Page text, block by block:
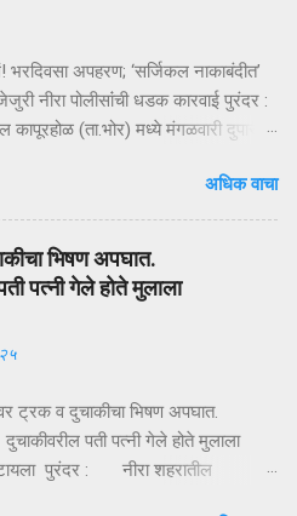
भरदिवसा अपहरण; ‘सर्जिकल नाकाबंदीत’
नीरा पोलीसांंची धडक कारवाई पुरंदर :
(ता.भोर) मध्ये मंगळवारी दुपारी
सोडलं. एका नामांकित व्यापाऱ्याच्या १८ वर्षीय
काळ्या XUVमधून जबरदस्तीने उचलून
क्षणांत गावात भीतीचं सावट दाटून
पोलिसांनी उभारलेल्या ‘सर्जिकल
पालटलं—आणि युवकाची सुखरूप सुटका
अपहरण, गावात खळबळ दुपारचा
वेळ. कापूरहोळच्या मुख्य रस्त्यावर
गाडीत बसवून वाहन भरधाव वेगाने निघून
झपाट्याने घडला की परिसरातील लोक
माहिती मिळताच कुटुंबीयांनी पोलिसांशी
अधिक वाचा
भिषण अपघात.
पत्नी गेले होते मुलाला
ट्रक व दुचाकीचा भिषण अपघात.
दुचाकीवरील पती पत्नी गेले होते मुलाला
पुरंदर : नीरा शहरातील